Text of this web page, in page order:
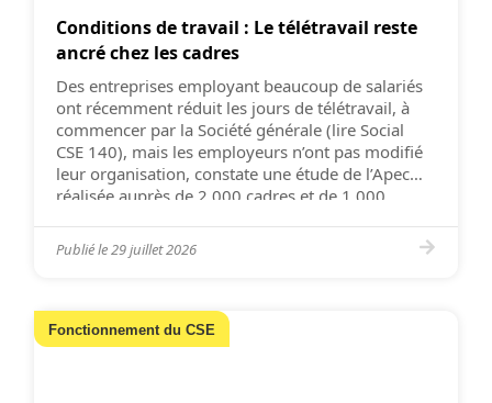
Conditions de travail : Le télétravail reste
ancré chez les cadres
Des entreprises employant beaucoup de salariés
ont récemment réduit les jours de télétravail, à
commencer par la Société générale (lire Social
CSE 140), mais les employeurs n’ont pas modifié
leur organisation, constate une étude de l’Apec
réalisée auprès de 2 000 cadres et de 1 000
[…]
Publié le29 juillet 2026
Fonctionnement du CSE